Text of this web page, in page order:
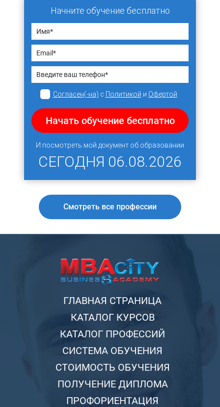
Начните обучение бесплатно
Согласен(-на) с Политикой и Офертой
Начать обучение бесплатно
И посмотреть мой документ об образовании
СЕГОДНЯ 06.08.2026
Смотреть все профессии
ГЛАВНАЯ СТРАНИЦА
КАТАЛОГ КУРСОВ
КАТАЛОГ ПРОФЕССИЙ
СИСТЕМА ОБУЧЕНИЯ
СТОИМОСТЬ ОБУЧЕНИЯ
ПОЛУЧЕНИЕ ДИПЛОМА
ПРОФОРИЕНТАЦИЯ